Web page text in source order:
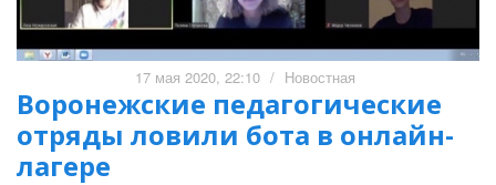
17 мая 2020, 22:10 / Новостная
Воронежские педагогические
отряды ловили бота в онлайн-
лагере